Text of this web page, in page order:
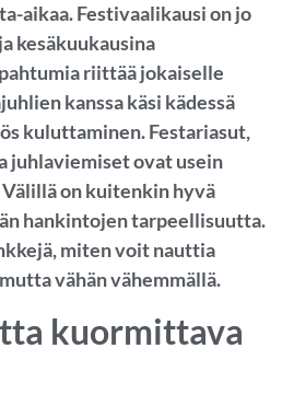
aikaa. Festivaalikausi on jo
kesäkuukausina
riittää jokaiselle
kanssa käsi kädessä
kuluttaminen. Festariasut,
juhlaviemiset ovat usein
on kuitenkin hyvä
hankintojen tarpeellisuutta.
miten voit nauttia
vähän vähemmällä.
kuormittava